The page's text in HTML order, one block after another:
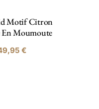
Motif Citron
Moumoute
€